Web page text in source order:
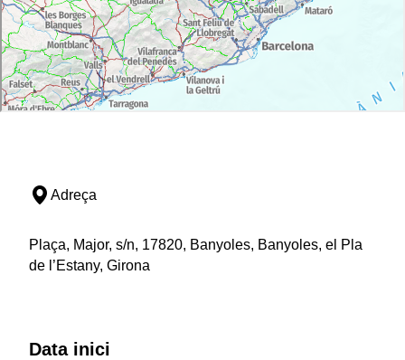
Adreça
Plaça, Major, s/n, 17820, Banyoles, Banyoles, el Pla
de l’Estany, Girona
Data inici